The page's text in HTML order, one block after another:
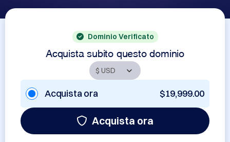
Dominio Verificato
Acquista subito questo dominio
Acquista ora $19,999.00
Acquista ora